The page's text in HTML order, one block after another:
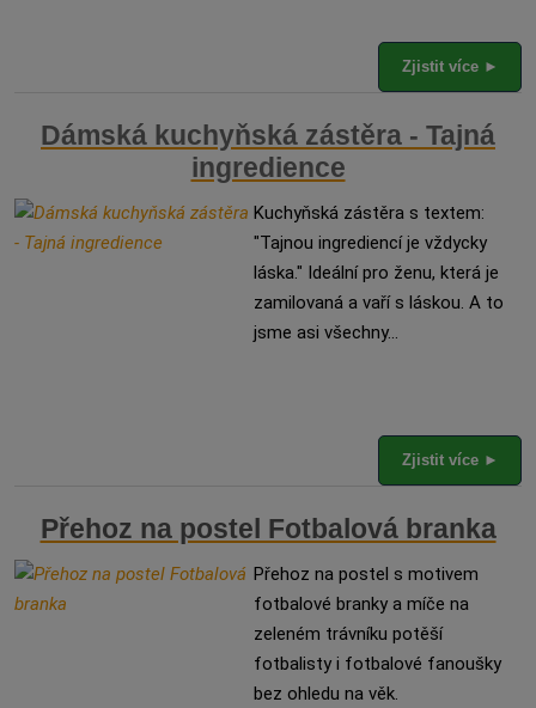
Zjistit více ►
Dámská kuchyňská zástěra - Tajná
ingredience
Kuchyňská zástěra s textem:
"Tajnou ingrediencí je vždycky
láska." Ideální pro ženu, která je
zamilovaná a vaří s láskou. A to
jsme asi všechny...
Zjistit více ►
Přehoz na postel Fotbalová branka
Přehoz na postel s motivem
fotbalové branky a míče na
zeleném trávníku potěší
fotbalisty i fotbalové fanoušky
bez ohledu na věk.